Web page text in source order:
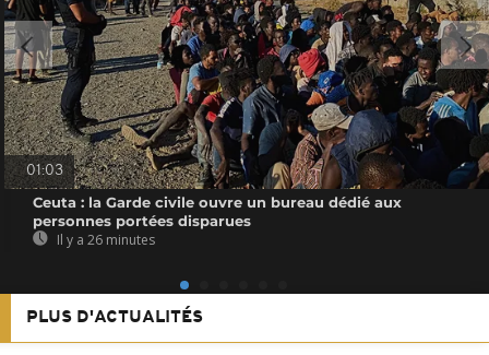
01:03
Ceuta : la Garde civile ouvre un bureau dédié aux
personnes portées disparues
Il y a 26 minutes
PLUS D'ACTUALITÉS